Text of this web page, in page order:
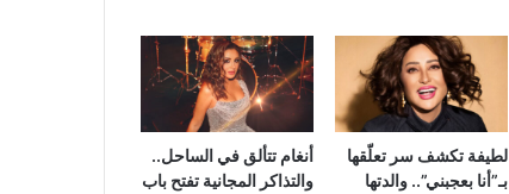
لطيفة تكشف سر تعلّقها
بـ”أنا بعجبني”.. والدتها
أنغام تتألق في الساحل..
والتذاكر المجانية تفتح باب